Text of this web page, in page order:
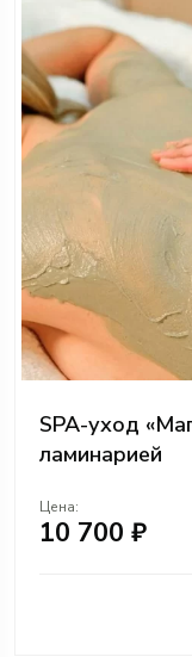
SPA-уход
ламинарией
Цена:
10 700 ₽